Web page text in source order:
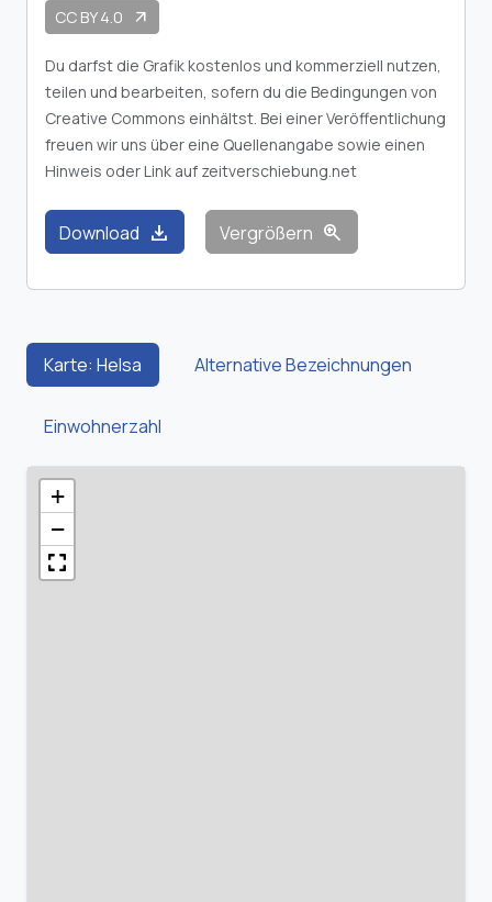
CC BY 4.0 arrow_outward
Du darfst die Grafik kostenlos und kommerziell nutzen,
teilen und bearbeiten, sofern du die Bedingungen von
Creative Commons einhältst. Bei einer Veröffentlichung
freuen wir uns über eine Quellenangabe sowie einen
Hinweis oder Link auf zeitverschiebung.net
Download download Vergrößern zoom_in
Karte: Helsa Alternative Bezeichnungen
Einwohnerzahl
+
−